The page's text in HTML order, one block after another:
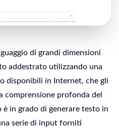
di grandi dimensioni
addestrato utilizzando una
disponibili in Internet, che gli
comprensione profonda del
è in grado di generare testo in
serie di input forniti